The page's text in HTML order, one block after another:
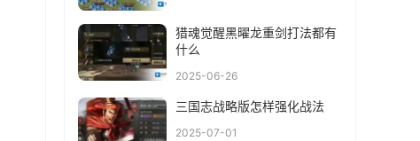
猎魂觉醒黑曜龙重剑打法都有
什么
2025-06-26
三国志战略版怎样强化战法
2025-07-01